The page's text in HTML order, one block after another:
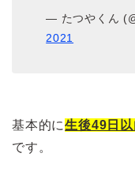
— たつやくん
2021
基本的に生後49日
です。